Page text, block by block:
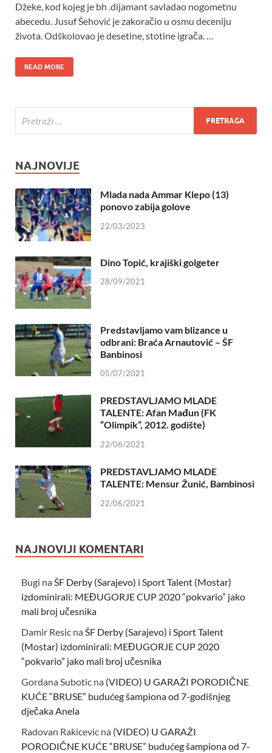
Džeke, kod kojeg je bh .dijamant savladao nogometnu
abecedu. Jusuf Šehović je zakoračio u osmu deceniju
života. Odškolovao je desetine, stotine igrača. …
READ MORE
NAJNOVIJE
Mlada nada Ammar Klepo (13)
ponovo zabija golove
22/03/2023
Dino Topić, krajiški golgeter
28/09/2021
Predstavljamo vam blizance u
odbrani: Braća Arnautović – ŠF
Banbinosi
05/07/2021
PREDSTAVLJAMO MLADE
TALENTE: Afan Mađun (FK
“Olimpik”, 2012. godište)
22/06/2021
PREDSTAVLJAMO MLADE
TALENTE: Mensur Žunić, Bambinosi
22/06/2021
NAJNOVIJI KOMENTARI
Bugi naŠF Derby (Sarajevo) i Sport Talent (Mostar)
izdominirali: MEĐUGORJE CUP 2020 “pokvario” jako
mali broj učesnika
Damir Resic naŠF Derby (Sarajevo) i Sport Talent
(Mostar) izdominirali: MEĐUGORJE CUP 2020
“pokvario” jako mali broj učesnika
Gordana Subotic na (VIDEO) U GARAŽI PORODIČNE
KUĆE “BRUSE” budućeg šampiona od 7-godišnjeg
dječaka Anela
Radovan Rakicevic na (VIDEO) U GARAŽI
PORODIČNE KUĆE “BRUSE” budućeg šampiona od 7-